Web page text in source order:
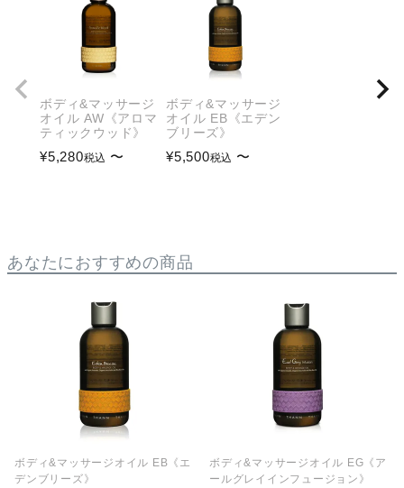
ボディ&マッサージ
オイル AW《アロマ
ティックウッド》
¥5,280税込 〜
ボディ&マッサージ
オイル EB《エデン
ブリーズ》
¥5,500税込 〜
あなたにおすすめの商品
ボディ&マッサージオイル EB《エ
デンブリーズ》
ボディ&マッサージオイル EG《ア
ールグレイインフュージョン》